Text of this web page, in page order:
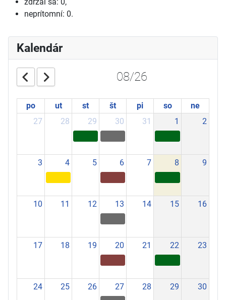
neprítomní: 0.
Kalendár
08/26
po ut st št pi so
ne
27
28 29 30 31 1 2
3 4 5 6 7 8 9
10 11 12 13 14 15 16
17 18 19 20 21 22 23
24 25 26 27 28 29 30